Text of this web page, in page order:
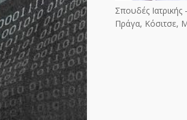
Σπουδές
Πράγα, Κόσιτσε,